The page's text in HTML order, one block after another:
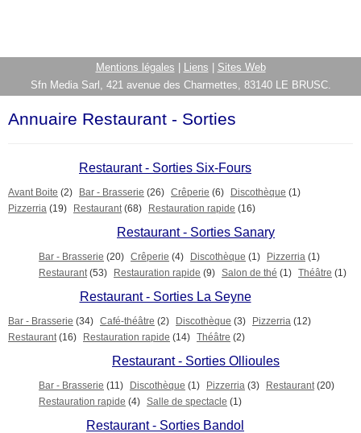
Mentions légales Liens
Sites Web
Sfn Media Sarl, 421 avenue des Charmettes, 83140 LE BRUSC.
Annuaire Restaurant - Sorties
Restaurant - Sorties Six-Fours
Avant Boite (2) Bar - Brasserie (26) Crêperie (6) Discothèque (1)
Pizzerria (19) Restaurant (68) Restauration rapide (16)
Restaurant - Sorties Sanary
Bar - Brasserie (20) Crêperie (4) Discothèque (1) Pizzerria (1)
Restaurant (53) Restauration rapide (9) Salon de thé (1) Théâtre (1)
Restaurant - Sorties La Seyne
Bar - Brasserie (34) Café-théâtre (2) Discothèque (3) Pizzerria (12)
Restaurant (16) Restauration rapide (14) Théâtre (2)
Restaurant - Sorties Ollioules
Bar - Brasserie (11) Discothèque (1) Pizzerria (3) Restaurant (20)
Restauration rapide (4) Salle de spectacle (1)
Restaurant - Sorties Bandol